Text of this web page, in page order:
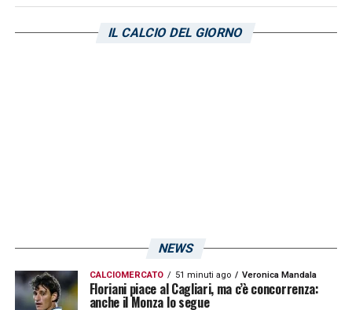
di Cagliari, match previsto per domani alle
IL CALCIO DEL GIORNO
NEWS
CALCIOMERCATO 51 minuti ago Veronica Mandala
Floriani piace al Cagliari, ma c’è concorrenza:
anche il Monza lo segue